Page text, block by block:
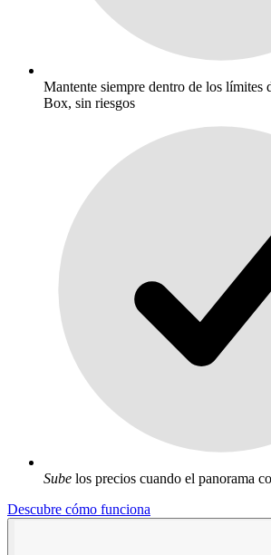
Mantente siempre dentro de los límites
Box, sin riesgos
Sube los precios cuando el panorama
Descubre cómo funciona